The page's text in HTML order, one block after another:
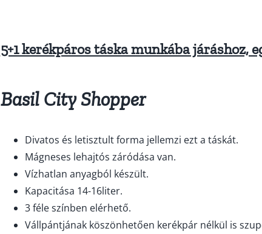
5+1 kerékpáros táska munkába járáshoz,
Basil City Shopper
Divatos és letisztult forma jellemzi ezt a táskát.
Mágneses lehajtós záródása van.
Vízhatlan anyagból készült.
Kapacitása 14-16liter.
3 féle színben elérhető.
Vállpántjának köszönhetően kerékpár nélkül is